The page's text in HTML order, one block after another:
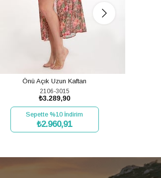
Önü Açık Uzun Kaftan
2106-3015
₺3.289,90
Sepette %10 İndirim
₺2.960,91